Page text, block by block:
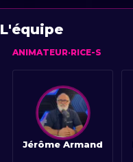
L'équipe
ANIMATEUR·RICE-S
Jérôme Armand